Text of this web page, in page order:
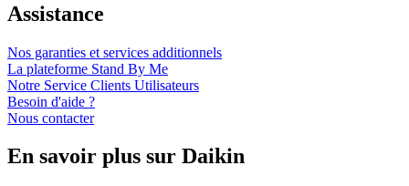
Assistance
Nos garanties et services additionnels
La plateforme Stand By Me
Notre Service Clients Utilisateurs
Besoin d'aide ?
Nous contacter
En savoir plus sur Daikin